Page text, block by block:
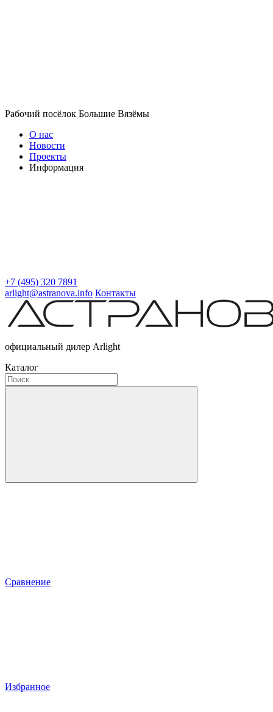
Рабочий посёлок Большие Вязёмы
О нас
Новости
Проекты
Информация
+7 (495) 320 7891
arlight@astranova.info Контакты
официальный дилер Arlight
Каталог
Сравнение
Избранное